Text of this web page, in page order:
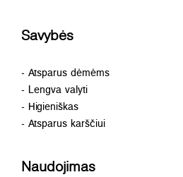
Savybės
- Atsparus dėmėms
- Lengva valyti
- Higieniškas
- Atsparus karščiui
Naudojimas